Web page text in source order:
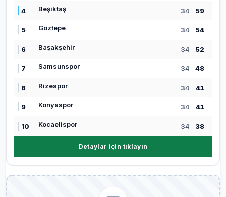
4 Beşiktaş 34 59
5 Göztepe 34 54
6 Başakşehir 34 52
7 Samsunspor 34 48
8 Rizespor 34 41
9 Konyaspor 34 41
10 Kocaelispor 34 38
Detaylar için tıklayın